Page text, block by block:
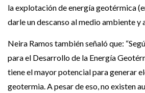
la explotación de energía geotérmica
darle un descanso al medio ambiente y
Neira Ramos también señaló que:
para el Desarrollo de la Energía
tiene el mayor potencial para generar
geotermia. A pesar de eso, no existen